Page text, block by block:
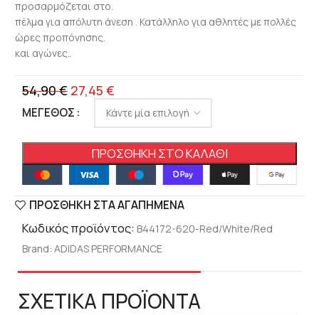
προσαρμόζεται στο.
πέλμα για απόλυτη άνεση . Κατάλληλο για αθλητές με πολλές
ώρες προπόνησης.
και αγώνες..
54,90€ 27,45 €
ΜΈΓΕΘΟΣ
ΠΡΟΣΘΉΚΗ ΣΤΟ ΚΑΛΆΘΙ
ΠΡΟΣΘΉΚΗ ΣΤΑ ΑΓΑΠΗΜΈΝΑ
Κωδικός προϊόντος: B44172-620-Red/White/Red
Brand: ADIDAS PERFORMANCE
ΣΧΕΤΙΚΑ ΠΡΟΪΟΝΤΑ